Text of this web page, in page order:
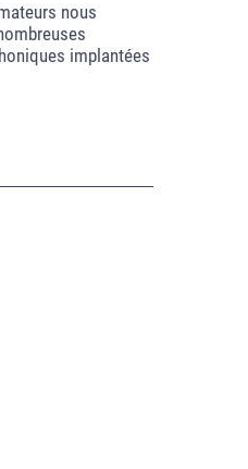
nous
implantées